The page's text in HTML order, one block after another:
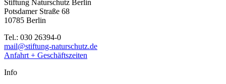
Stiftung Naturschutz Berlin
Potsdamer Straße 68
10785 Berlin
Tel.: 030 26394-0
mail@stiftung-naturschutz.de
Anfahrt + Geschäftszeiten
Info